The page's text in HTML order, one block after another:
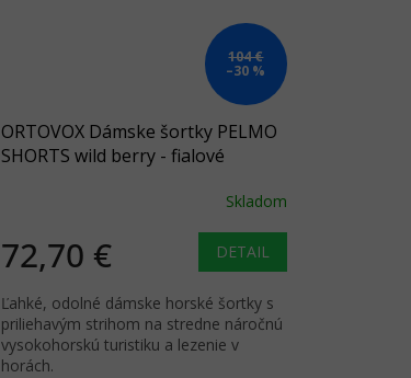
104 €
–30 %
ORTOVOX Dámske šortky PELMO
SHORTS wild berry - fialové
Skladom
72,70 € DETAIL
Ľahké, odolné dámske horské šortky s
priliehavým strihom na stredne náročnú
vysokohorskú turistiku a lezenie v
horách.